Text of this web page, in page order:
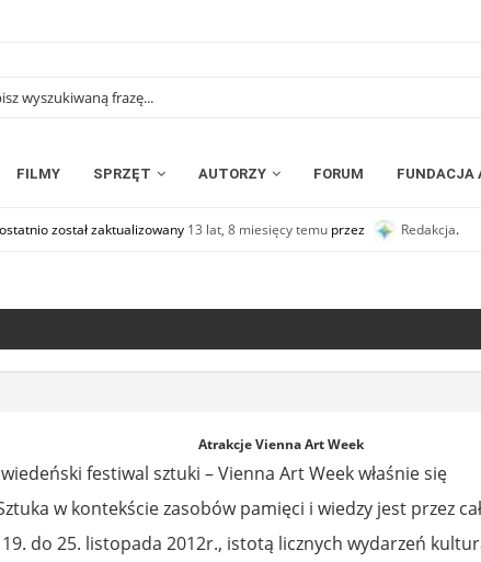
FILMY SPRZĘT AUTORZY FORUM FUNDACJA
został zaktualizowany 13 lat, 8 miesięcy temu przez Redakcja.
Atrakcje Vienna Art Week
festiwal sztuki – Vienna Art Week właśnie się
w kontekście zasobów pamięci i wiedzy jest przez
do 25. listopada 2012r., istotą licznych wydarzeń